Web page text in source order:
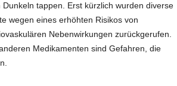
tappen. Erst kürzlich wurden diverse
wegen eines erhöhten Risikos von
Nebenwirkungen zurückgerufen.
Medikamenten sind Gefahren, die